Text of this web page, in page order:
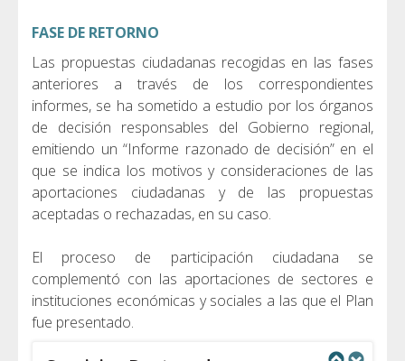
FASE DE RETORNO
Las propuestas ciudadanas recogidas en las fases
anteriores a través de los correspondientes
informes, se ha sometido a estudio por los órganos
de decisión responsables del Gobierno regional,
emitiendo un “Informe razonado de decisión” en el
que se indica los motivos y consideraciones de las
aportaciones ciudadanas y de las propuestas
aceptadas o rechazadas, en su caso.
El proceso de participación ciudadana se
complementó con las aportaciones de sectores e
instituciones económicas y sociales a las que el Plan
fue presentado.